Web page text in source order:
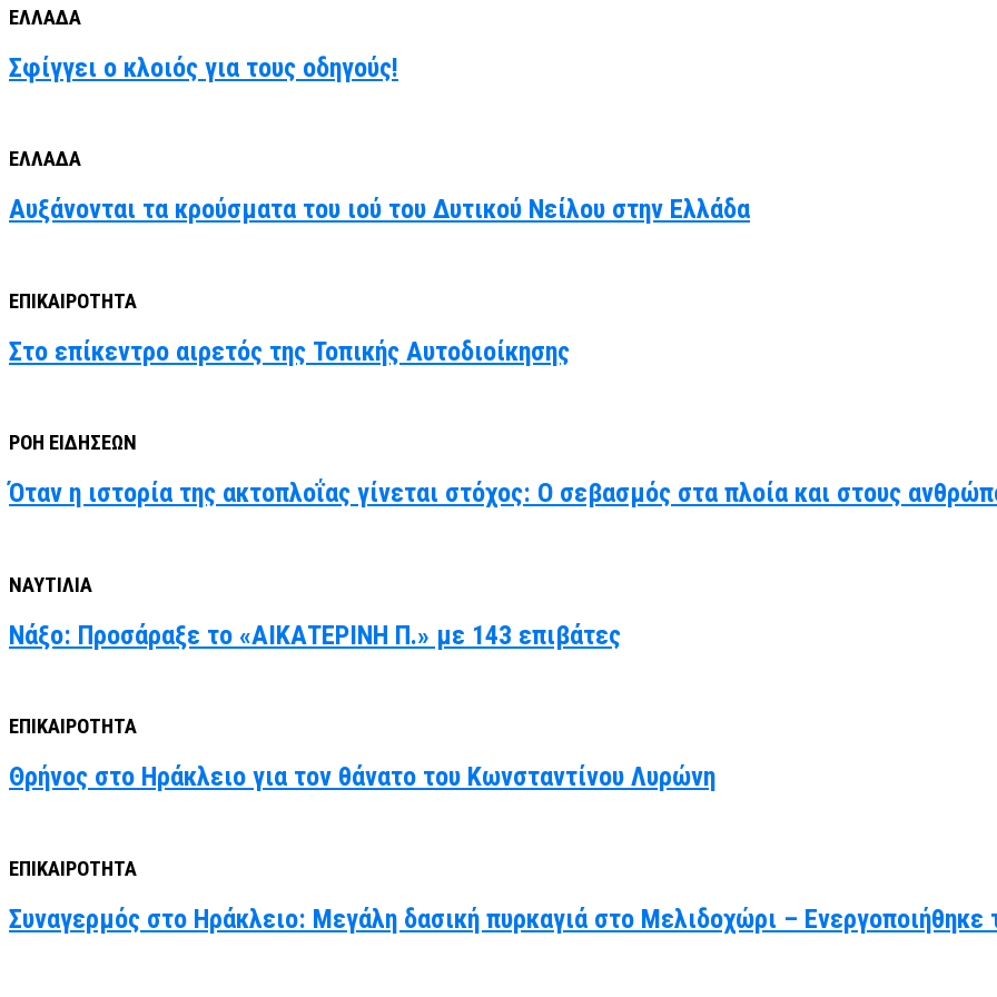
ΕΛΛΑΔΑ
Σφίγγει ο κλοιός για τους οδηγούς!
ΕΛΛΑΔΑ
Αυξάνονται τα κρούσματα του ιού του Δυτικού Νείλου στην Ελλάδα
ΕΠΙΚΑΙΡΟΤΗΤΑ
Στο επίκεντρο αιρετός της Τοπικής Αυτοδιοίκησης
ΡΟΗ ΕΙΔΗΣΕΩΝ
Όταν η ιστορία της ακτοπλοΐας γίνεται στόχος: Ο σεβασμός στα πλοία και στους
ΝΑΥΤΙΛΙΑ
Νάξο: Προσάραξε το «ΑΙΚΑΤΕΡΙΝΗ Π.» με 143 επιβάτες
ΕΠΙΚΑΙΡΟΤΗΤΑ
Θρήνος στο Ηράκλειο για τον θάνατο του Κωνσταντίνου Λυρώνη
ΕΠΙΚΑΙΡΟΤΗΤΑ
Συναγερμός στο Ηράκλειο: Μεγάλη δασική πυρκαγιά στο Μελιδοχώρι – Ενεργοποιήθηκε